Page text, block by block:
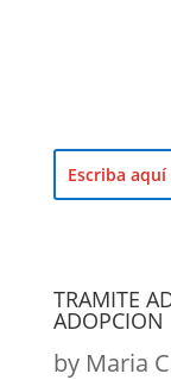
TRAMITE
ADOPCION
by Maria